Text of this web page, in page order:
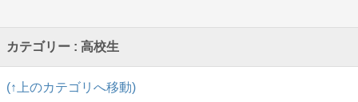
カテゴリー : 高校生
(↑上のカテゴリへ移動)